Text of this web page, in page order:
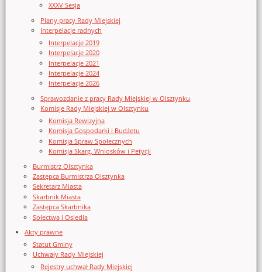
XXXV Sesja
Plany pracy Rady Miejskiej
Interpelacje radnych
Interpelacje 2019
Interpelacje 2020
Interpelacje 2021
Interpelacje 2024
Interpelacje 2026
Sprawozdanie z pracy Rady Miejskiej w Olsztynku
Komisje Rady Miejskiej w Olsztynku
Komisja Rewizyjna
Komisja Gospodarki i Budżetu
Komisja Spraw Społecznych
Komisja Skarg, Wniosków i Petycji
Burmistrz Olsztynka
Zastępca Burmistrza Olsztynka
Sekretarz Miasta
Skarbnik Miasta
Zastępca Skarbnika
Sołectwa i Osiedla
Akty prawne
Statut Gminy
Uchwały Rady Miejskiej
Rejestry uchwał Rady Miejskiej